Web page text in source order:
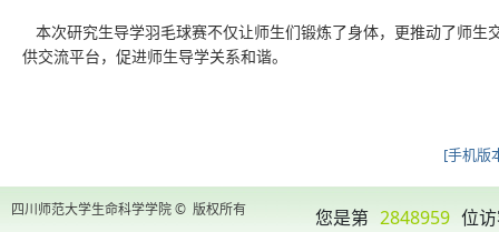
本次研究生导学羽毛球赛不仅让师生们锻炼了身体，更推动了师生
供交流平台， 促进师生导学关系和谐。
[手机版
四川师范大学生命科学学院 © 版权所有 您是第 2848959 位